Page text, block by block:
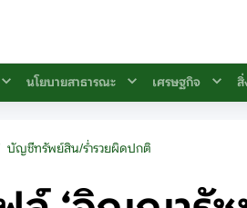
นโยบายสาธารณะ เศรษฐกิจ สิ่
บัญชีทรัพย์สิน/ร่ำรวยผิดปกติ